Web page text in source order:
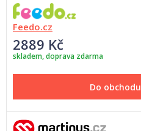
Feedo.cz
2889 Kč
skladem, doprava zdarma
Do obchodu